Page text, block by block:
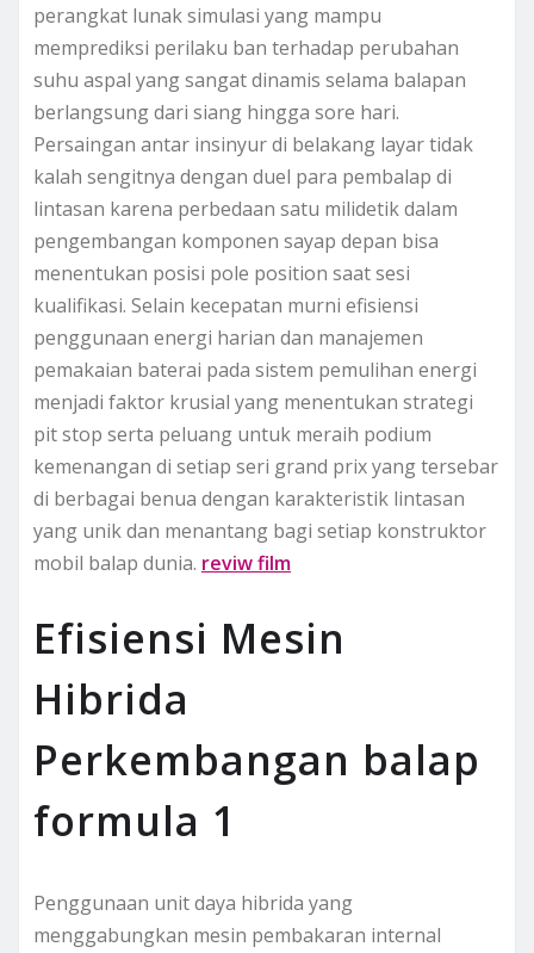
perangkat lunak simulasi yang mampu
memprediksi perilaku ban terhadap perubahan
suhu aspal yang sangat dinamis selama balapan
berlangsung dari siang hingga sore hari.
Persaingan antar insinyur di belakang layar tidak
kalah sengitnya dengan duel para pembalap di
lintasan karena perbedaan satu milidetik dalam
pengembangan komponen sayap depan bisa
menentukan posisi pole position saat sesi
kualifikasi. Selain kecepatan murni efisiensi
penggunaan energi harian dan manajemen
pemakaian baterai pada sistem pemulihan energi
menjadi faktor krusial yang menentukan strategi
pit stop serta peluang untuk meraih podium
kemenangan di setiap seri grand prix yang tersebar
di berbagai benua dengan karakteristik lintasan
yang unik dan menantang bagi setiap konstruktor
mobil balap dunia. reviw film
Efisiensi Mesin
Hibrida
Perkembangan balap
formula 1
Penggunaan unit daya hibrida yang
menggabungkan mesin pembakaran internal